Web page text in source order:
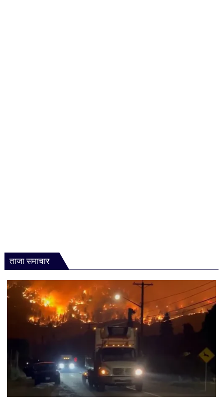
ताजा समाचार